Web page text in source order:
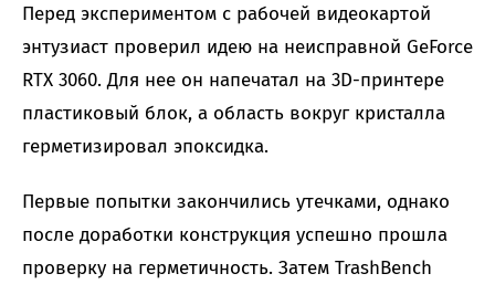
Перед экспериментом с рабочей видеокартой
энтузиаст проверил идею на неисправной GeForce
RTX 3060. Для нее он напечатал на 3D-принтере
пластиковый блок, а область вокруг кристалла
герметизировал эпоксидка.
Первые попытки закончились утечками, однако
после доработки конструкция успешно прошла
проверку на герметичность. Затем TrashBench